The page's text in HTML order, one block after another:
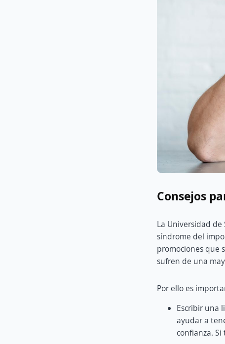
Consejos
La Universidad
síndrome del
promociones que
sufren de una
Por ello es
Escribir una
ayudar a
confianza.